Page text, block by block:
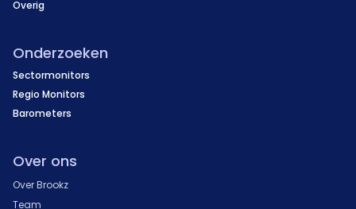
Overig
Onderzoeken
Sectormonitors
Regio Monitors
Barometers
Over ons
Over Brookz
Team